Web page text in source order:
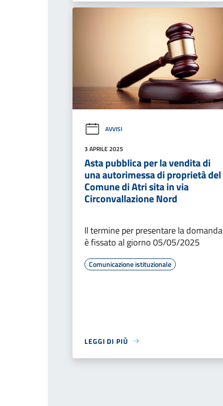
AVVISI
3 APRILE 2025
Asta pubblica per la vendita di
una autorimessa di proprietà del
Comune di Atri sita in via
Circonvallazione Nord
Il termine per presentare la domanda
è fissato al giorno 05/05/2025
Comunicazione istituzionale
LEGGI DI PIÙ